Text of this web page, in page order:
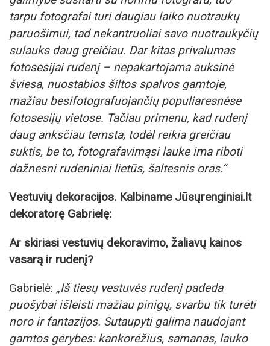
tarpu fotografai turi daugiau laiko nuotraukų
paruošimui, tad nekantruoliai savo nuotraukyčių
sulauks daug greičiau. Dar kitas privalumas
fotosesijai rudenį – nepakartojama auksinė
šviesa, nuostabios šiltos spalvos gamtoje,
mažiau besifotografuojančių populiaresnėse
fotosesijų vietose. Tačiau primenu, kad rudenį
daug anksčiau temsta, todėlreikia greičiau
suktis, be to, fotografavimąsi lauke ima riboti
dažnesni rudeniniai lietūs, šaltesnis oras.“
Vestuvių dekoracijos. Kalbiname Jūsųrenginiai.lt
dekoratorę Gabrielę:
Ar skiriasi vestuvių dekoravimo, žaliavų kainos
vasarą ir rudenį?
Gabrielė: „Iš tiesų vestuvės rudenį padeda
puošybai išleisti mažiau pinigų, svarbu tik turėti
noro ir fantazijos. Sutaupyti galima naudojant
gamtos gėrybes: kankorėžius, samanas, lauko